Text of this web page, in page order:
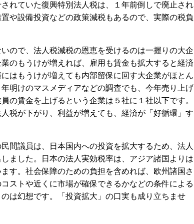
れていた復興特別法人税は、１年前倒しで廃止され
や設備投資などの政策減税もあるので、実際の税負
ので、法人税減税の恩恵を受けるのは一握りの大企
のもうけが増えれば、雇用も賃金も拡大すると経済
はもうけが増えても内部留保に回す大企業がほとん
明けのマスメディアなどの調査でも、今年売り上げ
の賃金を上げるという企業は５社に１社以下です。
税が下がり、利益が増えても、経済が「好循環」す
間議員は、日本国内への投資を拡大するため、法人
ました。日本の法人実効税率は、アジア諸国よりは
す。社会保障のための負担を含めれば、欧州諸国さ
ストや近くに市場が確保できるかなどの条件による
は幻想です。「投資拡大」の口実も成り立ちませ